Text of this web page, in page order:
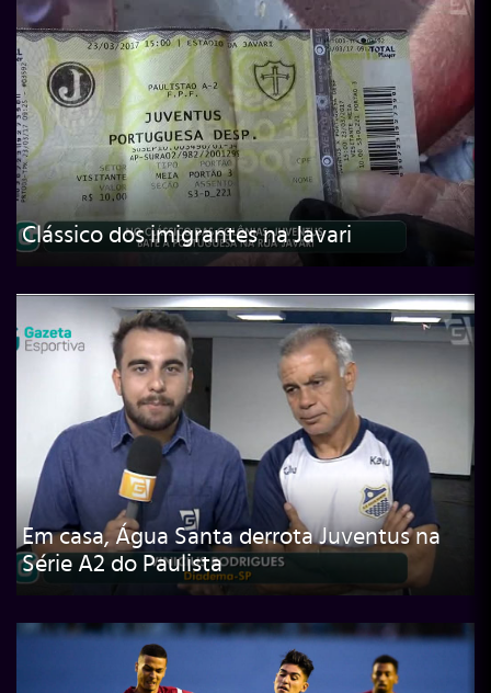
Clássico dos imigrantes na Javari
Em casa, Água Santa derrota Juventus na
Série A2 do Paulista